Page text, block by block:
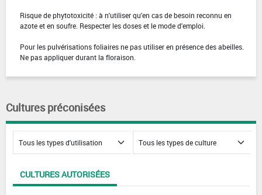
Risque de phytotoxicité : à n'utiliser qu'en cas de besoin reconnu en
azote et en soufre. Respecter les doses et le mode d'emploi.
Pour les pulvérisations foliaires ne pas utiliser en présence des abeilles.
Ne pas appliquer durant la floraison.
Cultures préconisées
CULTURES AUTORISÉES